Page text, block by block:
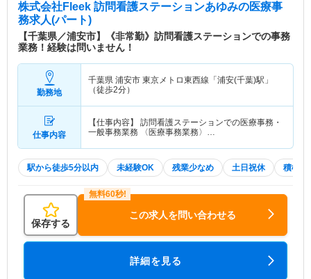
株式会社Fleek 訪問看護ステーションあゆみの医療事
務求人(パート)
【千葉県／浦安市】《非常勤》訪問看護ステーションでの事務
業務！経験は問いません！
勤務地
千葉県 浦安市 東京メトロ東西線「浦安(千葉)駅」
（徒歩2分）
仕事内容
【仕事内容】 訪問看護ステーションでの医療事務・
一般事務業務 〈医療事務業務〉…
駅から徒歩5分以内 未経験OK 残業少なめ 土日祝休 積極採
保存する
この求人を問い合わせる
詳細を見る